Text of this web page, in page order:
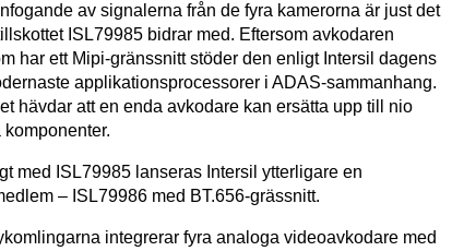
av signalerna från de fyra kamerorna är just det
ISL79985 bidrar med. Eftersom avkodaren
har ett Mipi-gränssnitt stöder den enligt Intersil dagens
applikationsprocessorer i ADAS-sammanhang.
hävdar att en enda avkodare kan ersätta upp till nio
komponenter.
med ISL79985 lanseras Intersil ytterligare en
– ISL79986 med BT.656-grässnitt.
integrerar fyra analoga videoavkodare med